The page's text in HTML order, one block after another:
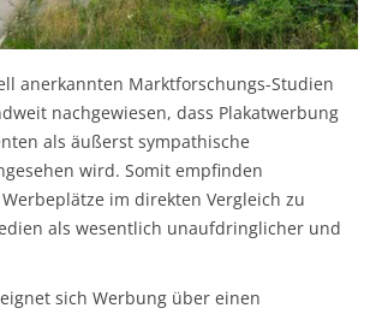
anerkannten Marktforschungs-Studien
nachgewiesen, dass Plakatwerbung
als äußerst sympathische
wird. Somit empfinden
im direkten Vergleich zu
als wesentlich unaufdringlicher und
sich Werbung über einen